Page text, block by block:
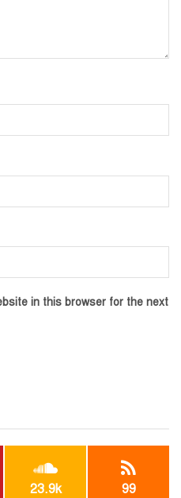
in this browser for the next
23.9k 99